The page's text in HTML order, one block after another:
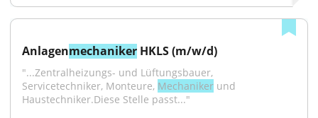
Anlagenmechaniker HKLS (m/w/d)
"...Zentralheizungs- und Lüftungsbauer,
Servicetechniker, Monteure, Mechaniker und
Haustechniker.Diese Stelle passt..."